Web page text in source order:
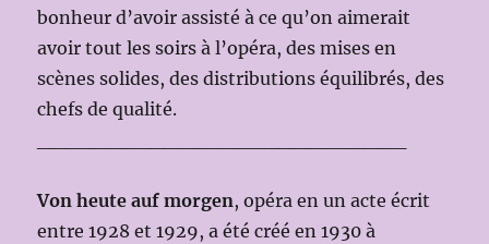
bonheur d’avoir assisté à ce qu’on aimerait
avoir tout les soirs à l’opéra, des mises en
scènes solides, des distributions équilibrés, des
chefs de qualité.
Von heute auf morgen, opéra en un acte écrit
entre 1928 et 1929, a été créé en 1930 à